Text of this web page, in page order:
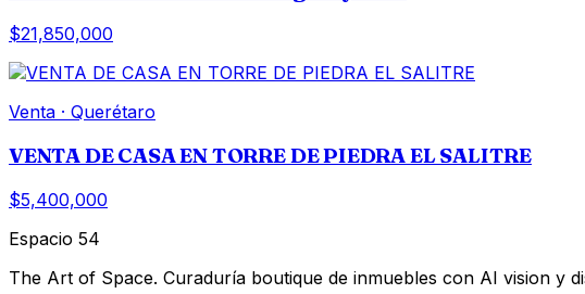
$21,850,000
Venta · Querétaro
VENTA DE CASA EN TORRE DE PIEDRA EL SALITRE
$5,400,000
Espacio 54
The Art of Space. Curaduría boutique de inmuebles con AI vision y